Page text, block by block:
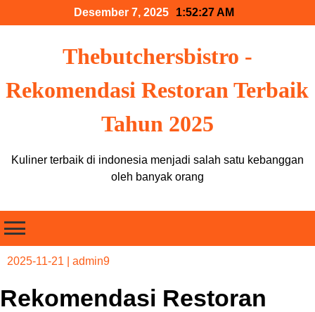
to
Desember 7, 2025 1:52:28 AM
Thebutchersbistro -
Rekomendasi Restoran Terbaik
Tahun 2025
Kuliner terbaik di indonesia menjadi salah satu kebanggan
oleh banyak orang
2025-11-21 admin9
Rekomendasi Restoran